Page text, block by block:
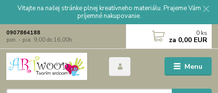
Vitajte na našej stránke plnej kreatívneho materiálu. Prajeme Vám
príjemné nakupovanie.
Menu
0907864188
pon. - pia. 9,00 do 16,00h
0 ks
za 0,00 EUR